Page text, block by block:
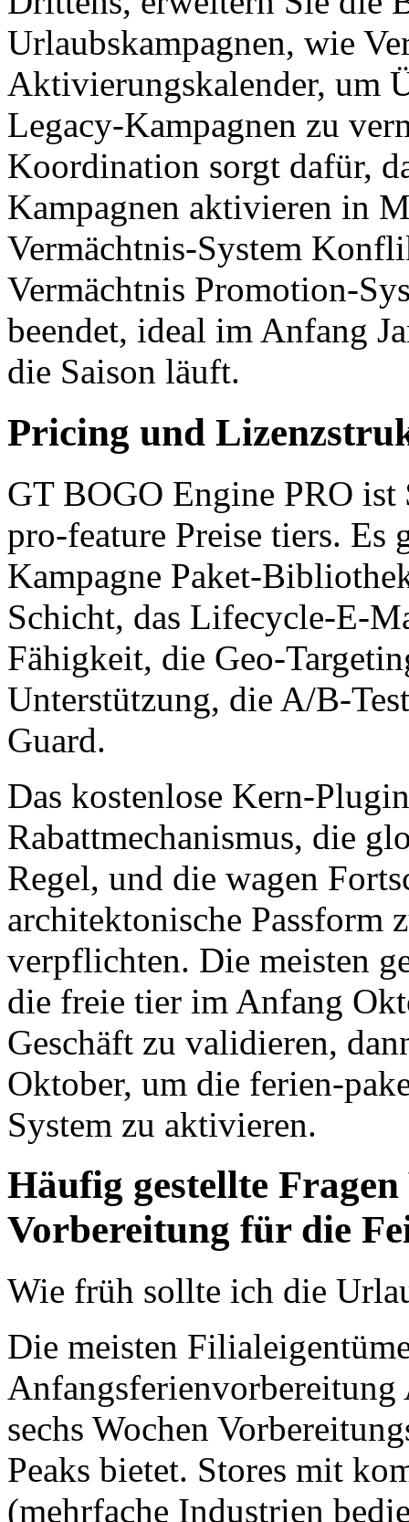
Urlaubskampagnen, wie
Aktivierungskalender, um
Legacy-Kampagnen zu
Koordination sorgt dafür,
Kampagnen aktivieren in
Vermächtnis-System
Vermächtnis Promotion-
beendet, ideal im Anfang
die Saison läuft.
Pricing und
GT BOGO Engine PRO ist
pro-feature Preise tiers.
Kampagne Paket-
Schicht, das Lifecycle-E-
Fähigkeit, die Geo-
Unterstützung, die A/B-
Guard.
Das kostenlose Kern-
Rabattmechanismus, die
Regel, und die wagen
architektonische Passform
verpflichten. Die meisten
die freie tier im Anfang
Geschäft zu validieren,
Oktober, um die ferien-
System zu aktivieren.
Häufig gestellte
Vorbereitung für die
Wie früh sollte ich die
Die meisten
sechs Wochen
Peaks bietet. Stores mit
(mehrfache Industrien